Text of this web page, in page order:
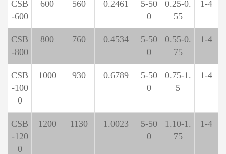
CSB
-600
600 560 0.2461
5-50
0
0.25-0.
55
1-4
CSB
-800
800 760 0.4534
5-50
0
0.55-0.
75
1-4
CSB
-100
0
1000 930 0.6789
5-50
0
0.75-1.
5
1-4
CSB
-120
0
1200 1130 1.0023
5-50
0
1.10-1.
75
1-4